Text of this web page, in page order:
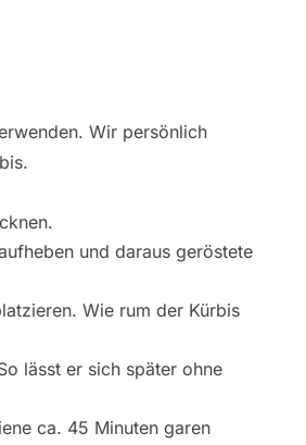
Wir persönlich
und daraus geröstete
Wie rum der Kürbis
lässt er sich später ohne
ca. 45 Minuten garen